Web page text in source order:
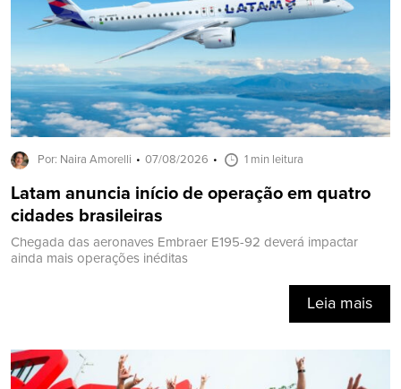
Por: Naira Amorelli 07/08/2026 1 min leitura
Latam anuncia início de operação em quatro
cidades brasileiras
Chegada das aeronaves Embraer E195-92 deverá impactar
ainda mais operações inéditas
Leia mais